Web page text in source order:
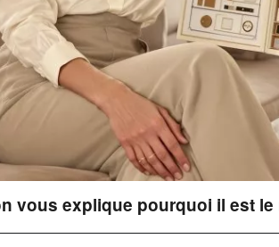
vous explique pourquoi il est